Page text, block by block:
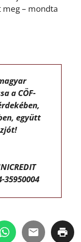
– mondta
a CÖF-
együtt
35950004